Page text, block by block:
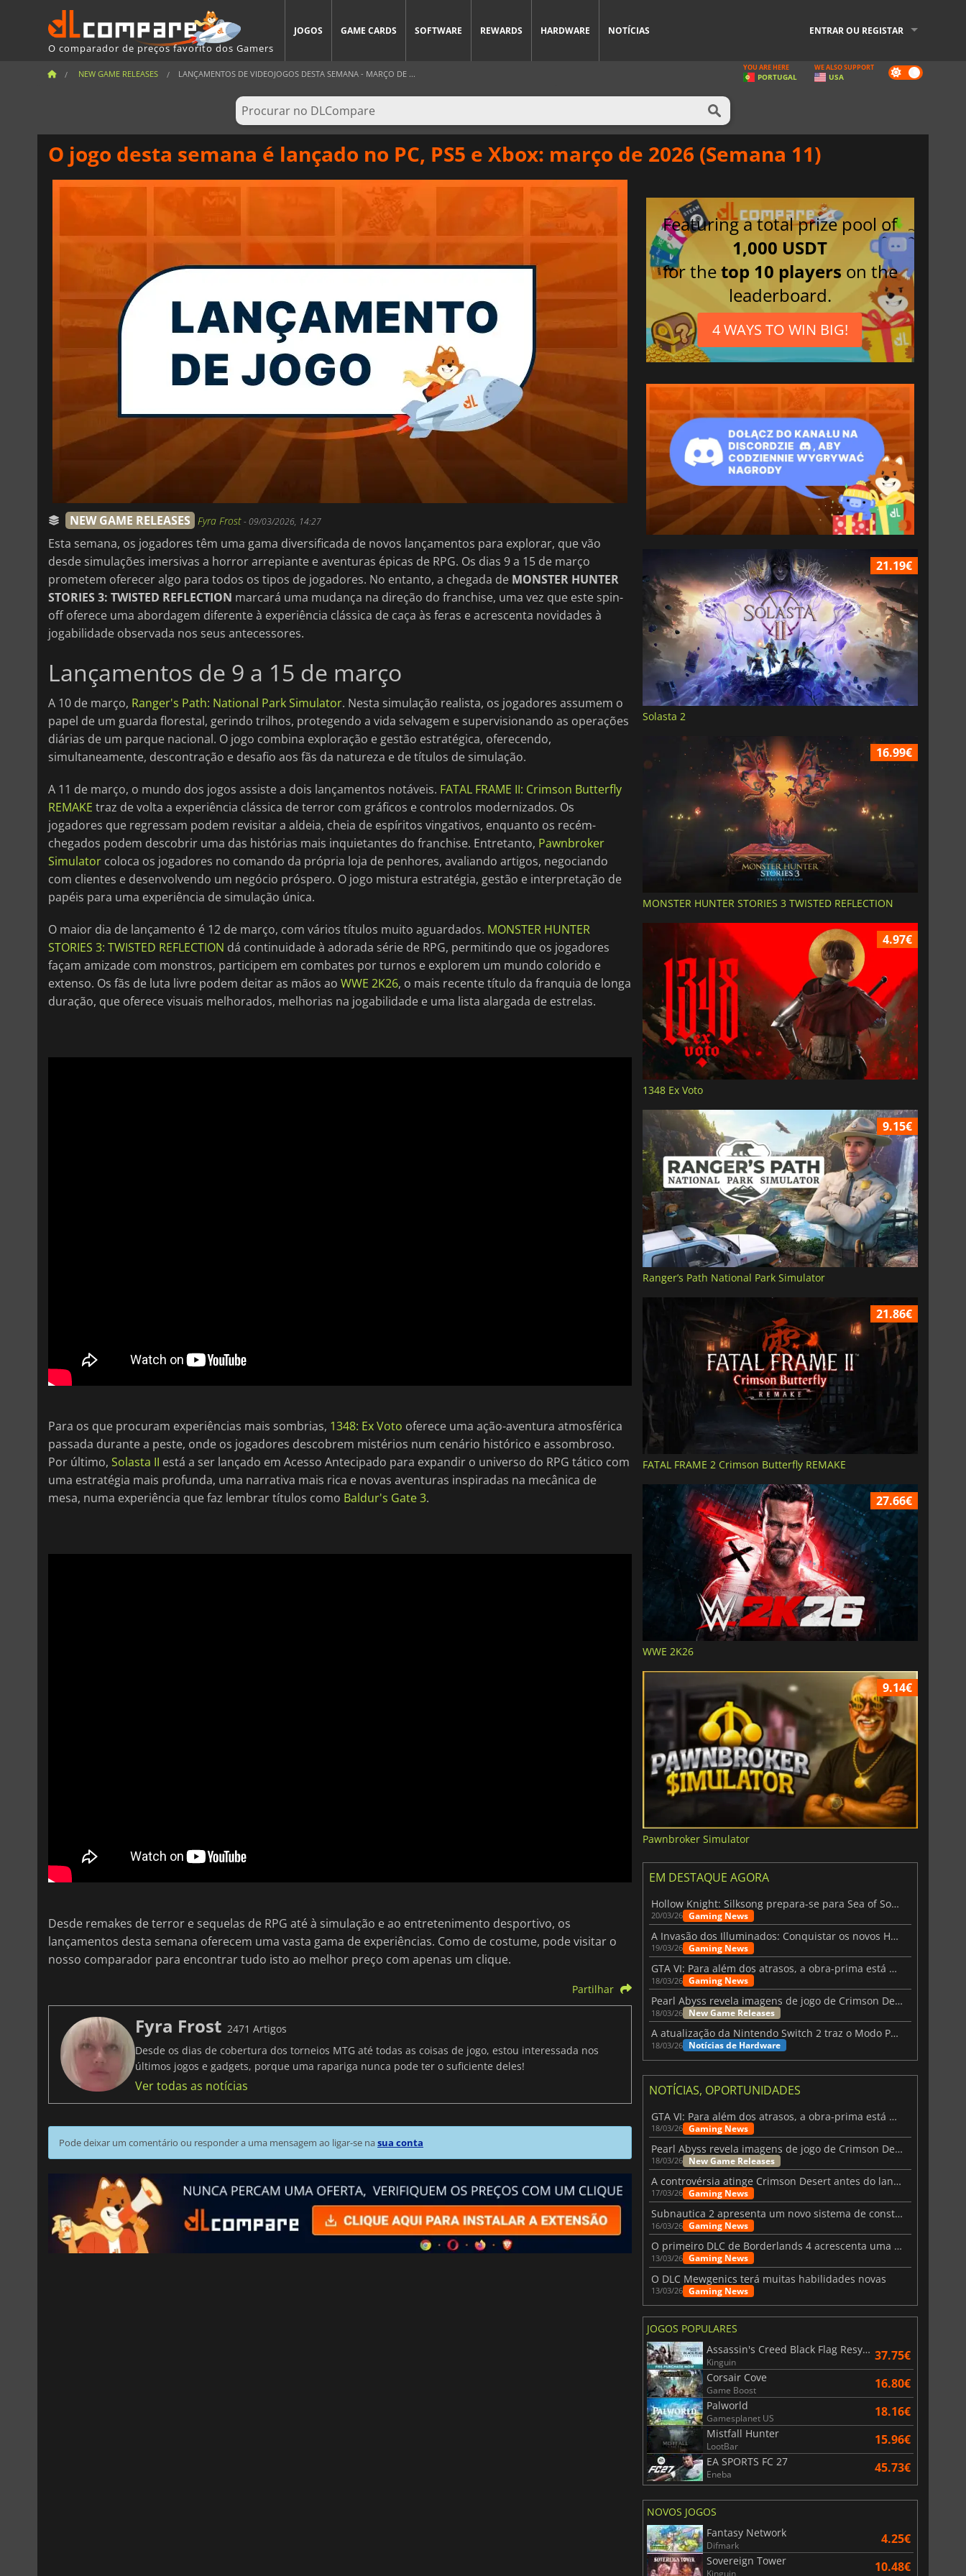
O comparador de preços favorito dos Gamers
JOGOS GAME CARDS SOFTWARE REWARDS HARDWARE NOTÍCIAS ENTRAR OU REGISTAR
NEW GAME RELEASES LANÇAMENTOS DE VIDEOJOGOS DESTA SEMANA - MARÇO DE ... Dark
mode
YOU ARE HERE
PORTUGAL
WE ALSO SUPPORT
USA
O jogo desta semana é lançado no PC, PS5 e Xbox: março de 2026 (Semana 11)
NEW GAME RELEASES Fyra Frost-09/03/2026, 14:27
Esta semana, os jogadores têm uma gama diversificada de novos lançamentos para explorar, que vão
desde simulações imersivas a horror arrepiante e aventuras épicas de RPG. Os dias 9 a 15 de março
prometem oferecer algo para todos os tipos de jogadores. No entanto, a chegada de MONSTER HUNTER
STORIES 3: TWISTED REFLECTION marcará uma mudança na direção do franchise, uma vez que este spin-
off oferece uma abordagem diferente à experiência clássica de caça às feras e acrescenta novidades à
jogabilidade observada nos seus antecessores.
Lançamentos de 9 a 15 de março
A 10 de março, Ranger's Path: National Park Simulator. Nesta simulação realista, os jogadores assumem o
papel de um guarda florestal, gerindo trilhos, protegendo a vida selvagem e supervisionando as operações
diárias de um parque nacional. O jogo combina exploração e gestão estratégica, oferecendo,
simultaneamente, descontração e desafio aos fãs da natureza e de títulos de simulação.
A 11 de março, o mundo dos jogos assiste a dois lançamentos notáveis. FATAL FRAME II: Crimson Butterfly
REMAKE traz de volta a experiência clássica de terror com gráficos e controlos modernizados. Os
jogadores que regressam podem revisitar a aldeia, cheia de espíritos vingativos, enquanto os recém-
chegados podem descobrir uma das histórias mais inquietantes do franchise. Entretanto, Pawnbroker
Simulator coloca os jogadores no comando da própria loja de penhores, avaliando artigos, negociando
com clientes e desenvolvendo um negócio próspero. O jogo mistura estratégia, gestão e interpretação de
papéis para uma experiência de simulação única.
O maior dia de lançamento é 12 de março, com vários títulos muito aguardados. MONSTER HUNTER
STORIES 3: TWISTED REFLECTION dá continuidade à adorada série de RPG, permitindo que os jogadores
façam amizade com monstros, participem em combates por turnos e explorem um mundo colorido e
extenso. Os fãs de luta livre podem deitar as mãos ao WWE 2K26, o mais recente título da franquia de longa
duração, que oferece visuais melhorados, melhorias na jogabilidade e uma lista alargada de estrelas.
Para os que procuram experiências mais sombrias, 1348: Ex Voto oferece uma ação-aventura atmosférica
passada durante a peste, onde os jogadores descobrem mistérios num cenário histórico e assombroso.
Por último, Solasta II está a ser lançado em Acesso Antecipado para expandir o universo do RPG tático com
uma estratégia mais profunda, uma narrativa mais rica e novas aventuras inspiradas na mecânica de
mesa, numa experiência que faz lembrar títulos como Baldur's Gate 3.
Desde remakes de terror e sequelas de RPG até à simulação e ao entretenimento desportivo, os
lançamentos desta semana oferecem uma vasta gama de experiências. Como de costume, pode visitar o
nosso comparador para encontrar tudo isto ao melhor preço com apenas um clique.
Partilhar
Fyra Frost 2471 Artigos
Desde os dias de cobertura dos torneios MTG até todas as coisas de jogo, estou interessada nos
últimos jogos e gadgets, porque uma rapariga nunca pode ter o suficiente deles!
Ver todas as notícias
Pode deixar um comentário ou responder a uma mensagem ao ligar-se nasua conta
Featuring a total prize pool of
1,000 USDT
for thetop 10 players on the
leaderboard.
4 WAYS TO WIN BIG!
21.19€
Solasta 2
16.99€
MONSTER HUNTER STORIES 3 TWISTED REFLECTION
4.97€
1348 Ex Voto
9.15€
Ranger’s Path National Park Simulator
21.86€
FATAL FRAME 2 Crimson Butterfly REMAKE
27.66€
WWE 2K26
9.14€
Pawnbroker Simulator
EM DESTAQUE AGORA
Hollow Knight: Silksong prepara-se para Sea of Sorrow com um patch
20/03/26 Gaming News
A Invasão dos Illuminados: Conquistar os novos Helldivers 2 Atualização!
19/03/26 Gaming News
GTA VI: Para além dos atrasos, a obra-prima está quase a chegar
18/03/26 Gaming News
Pearl Abyss revela imagens de jogo de Crimson Desert para a PS5
18/03/26 New Game Releases
A atualização da Nintendo Switch 2 traz o Modo Portátil aos jogos mais antigos da Switch
18/03/26 Notícias de Hardware
NOTÍCIAS, OPORTUNIDADES
GTA VI: Para além dos atrasos, a obra-prima está quase a chegar
18/03/26 Gaming News
Pearl Abyss revela imagens de jogo de Crimson Desert para a PS5
18/03/26 New Game Releases
A controvérsia atinge Crimson Desert antes do lançamento
17/03/26 Gaming News
Subnautica 2 apresenta um novo sistema de construção de bases
16/03/26 Gaming News
O primeiro DLC de Borderlands 4 acrescenta uma nova personagem e muito mais
13/03/26 Gaming News
O DLC Mewgenics terá muitas habilidades novas
13/03/26 Gaming News
JOGOS POPULARES
Assassin's Creed Black Flag Resynced
Kinguin 37.75€
Corsair Cove
Game Boost 16.80€
Palworld
Gamesplanet US 18.16€
Mistfall Hunter
LootBar 15.96€
EA SPORTS FC 27
Eneba 45.73€
NOVOS JOGOS
Fantasy Network
Difmark 4.25€
Sovereign Tower
Kinguin 10.48€